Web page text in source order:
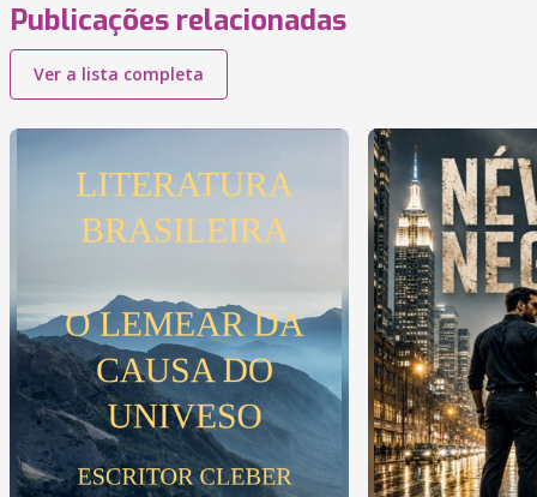
Publicações relacionadas
Ver a lista completa